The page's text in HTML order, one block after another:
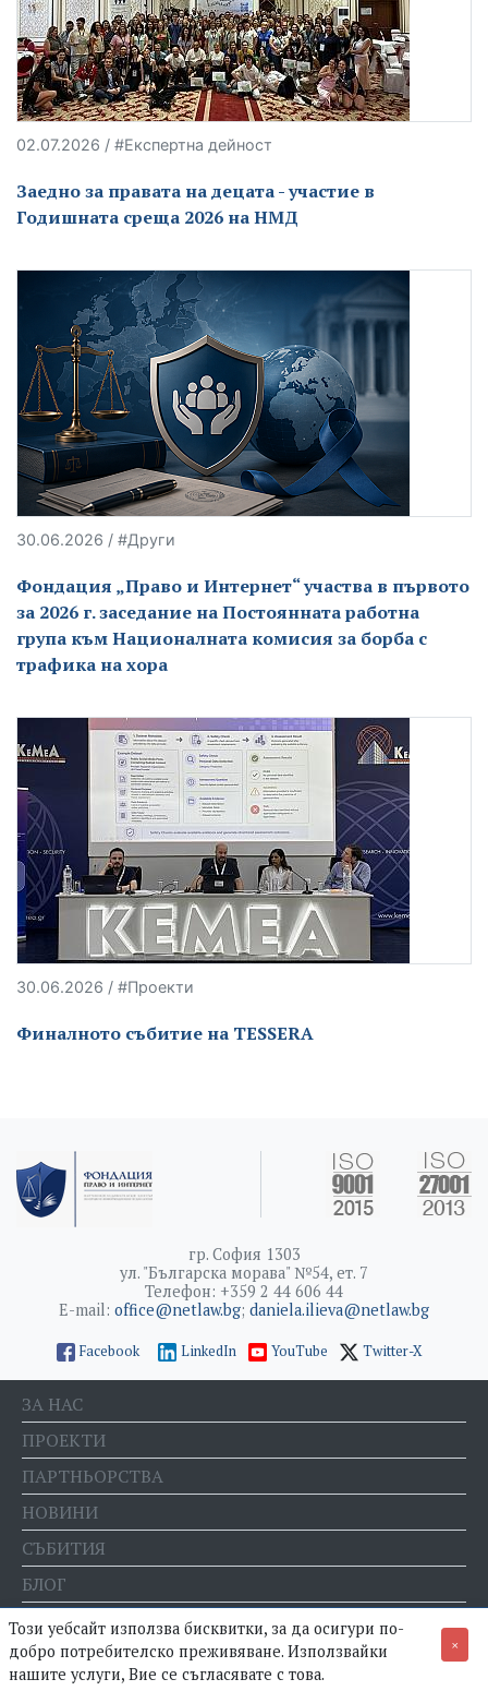
02.07.2026 / #Експертна дейност
Заедно за правата на децата - участие в
Годишната среща 2026 на НМД
30.06.2026 / #Други
Фондация „Право и Интернет“ участва в първото
за 2026 г. заседание на Постоянната работна
група към Националната комисия за борба с
трафика на хора
30.06.2026 / #Проекти
Финалното събитие на TESSERA
гр. София 1303
ул. "Българска морава" №54, ет. 7
Телефон: +359 2 44 606 44
E-mail: office@netlaw.bg; daniela.ilieva@netlaw.bg
Facebook LinkedIn YouTube Twitter-X
ЗА НАС
ПРОЕКТИ
ПАРТНЬОРСТВА
НОВИНИ
СЪБИТИЯ
БЛОГ
Е-МАГАЗИН
© Фондация "Право и интернет" •Политика за поверителност
Този уебсайт използва бисквитки, за да осигури по-
добро потребителско преживяване. Използвайки
нашите услуги, Вие се съгласявате с това.
×